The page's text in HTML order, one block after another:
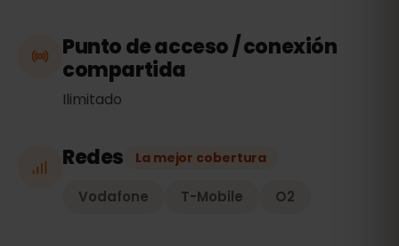
Punto de acceso / conexión
compartida
Ilimitado
Redes La mejor cobertura
Vodafone T-Mobile O2